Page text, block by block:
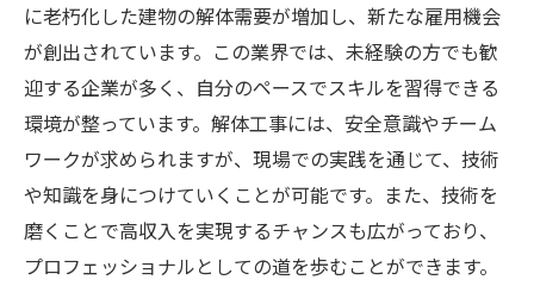
に老朽化した建物の解体需要が増加し、新たな雇用機会
が創出されています。この業界では、未経験の方でも歓
迎する企業が多く、自分のペースでスキルを習得できる
環境が整っています。解体工事には、安全意識やチーム
ワークが求められますが、現場での実践を通じて、技術
や知識を身につけていくことが可能です。また、技術を
磨くことで高収入を実現するチャンスも広がっており、
プロフェッショナルとしての道を歩むことができます。